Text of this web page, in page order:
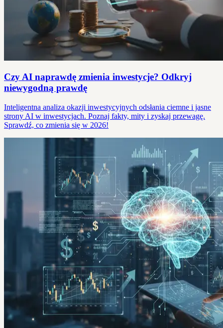
Czy AI naprawdę zmienia inwestycje? Odkryj
niewygodną prawdę
Inteligentna analiza okazji inwestycyjnych odsłania ciemne i jasne
strony AI w inwestycjach. Poznaj fakty, mity i zyskaj przewagę.
Sprawdź, co zmienia się w 2026!